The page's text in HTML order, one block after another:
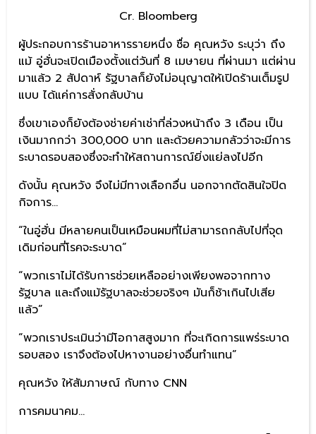
Cr. Bloomberg
ผู้ประกอบการร้านอาหารรายหนึ่ง ชื่อ คุณหวัง ระบุว่า ถึง
แม้ อู่ฮั่นจะเปิดเมืองตั้งแต่วันที่ 8 เมษายน ที่ผ่านมา แต่ผ่าน
มาแล้ว 2 สัปดาห์ รัฐบาลก็ยังไม่อนุญาตให้เปิดร้านเต็มรูป
แบบ ได้แค่การสั่งกลับบ้าน
ซึ่งเขาเองก็ยังต้องช่ายค่าเช่าที่ล่วงหน้าถึง 3 เดือน เป็น
เงินมากกว่า 300,000 บาท และด้วยความกลัวว่าจะมีการ
ระบาดรอบสองซึ่งจะทำให้สถานการณ์ยิ่งแย่ลงไปอีก
ดังนั้น คุณหวัง จึงไม่มีทางเลือกอื่น นอกจากตัดสินใจปิด
กิจการ…
“ในอู่ฮั่น มีหลายคนเป็นเหมือนผมที่ไม่สามารถกลับไปที่จุด
เดิมก่อนที่โรคจะระบาด”
“พวกเราไม่ได้รับการช่วยเหลืออย่างเพียงพอจากทาง
รัฐบาล และถึงแม้รัฐบาลจะช่วยจริงๆ มันก็ช้าเกินไปเสีย
แล้ว”
“พวกเราประเมินว่ามีโอกาสสูงมาก ที่จะเกิดการแพร่ระบาด
รอบสอง เราจึงต้องไปหางานอย่างอื่นทำแทน”
คุณหวัง ให้สัมภาษณ์ กับทาง CNN
การคมนาคม…